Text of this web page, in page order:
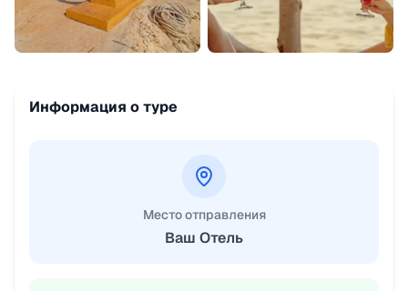
Информация о туре
Место отправления
Ваш Отель